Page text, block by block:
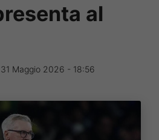
al
31 Maggio 2026 - 18:56